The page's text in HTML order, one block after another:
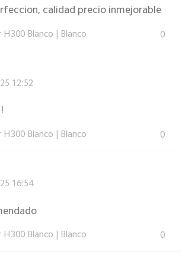
calidad precio inmejorable
H300 Blanco | Blanco 0
12:52
H300 Blanco Blanco 0
16:54
H300 Blanco Blanco 0